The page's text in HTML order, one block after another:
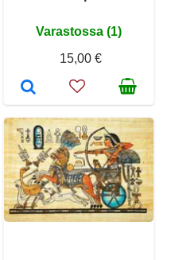
Varastossa (1)
15,00 €